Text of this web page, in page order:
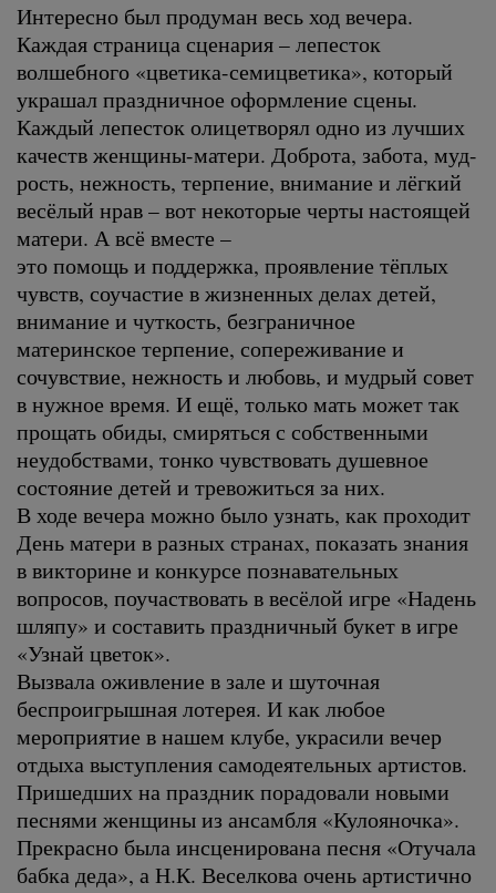
Интересно был продуман весь ход вечера.
Каждая страница сценария – лепесток
волшебного «цветика-семицветика», который
украшал праздничное оформление сцены.
Каждый лепесток олицетворял одно из лучших
качеств женщины-матери. Доброта, забота, муд-
рость, нежность, терпение, внимание и лёгкий
весёлый нрав – вот некоторые черты настоящей
матери. А всё вместе –
это помощь и поддержка, проявление тёплых
чувств, соучастие в жизненных делах детей,
внимание и чуткость, безграничное
материнское терпение, сопереживание и
сочувствие, нежность и любовь, и мудрый совет
в нужное время. И ещё, только мать может так
прощать обиды, смиряться с собственными
неудобствами, тонко чувствовать душевное
состояние детей и тревожиться за них.
В ходе вечера можно было узнать, как проходит
День матери в разных странах, показать знания
в викторине и конкурсе познавательных
вопросов, поучаствовать в весёлой игре «Надень
шляпу» и составить праздничный букет в игре
«Узнай цветок».
Вызвала оживление в зале и шуточная
беспроигрышная лотерея. И как любое
мероприятие в нашем клубе, украсили вечер
отдыха выступления самодеятельных артистов.
Пришедших на праздник порадовали новыми
песнями женщины из ансамбля «Кулояночка».
Прекрасно была инсценирована песня «Отучала
бабка деда», а Н.К. Веселкова очень артистично